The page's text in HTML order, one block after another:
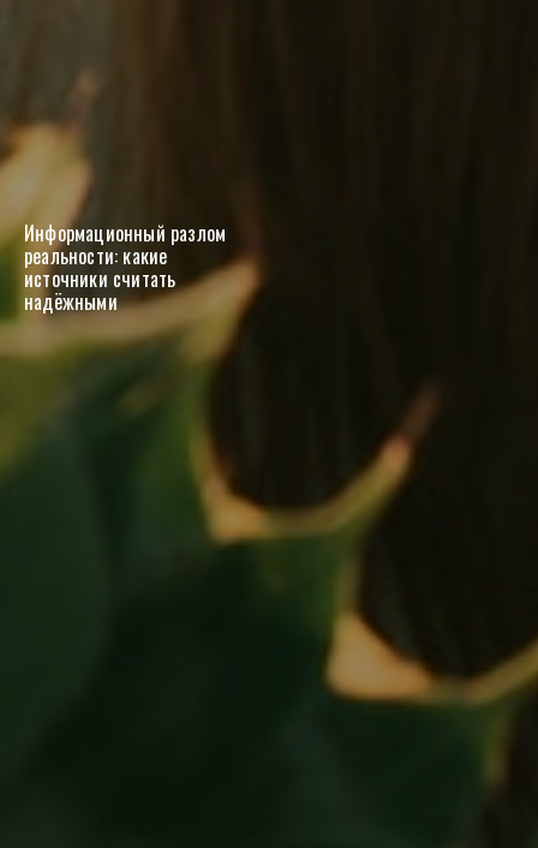
Информационный разлом
реальности: какие
источники считать
надёжными